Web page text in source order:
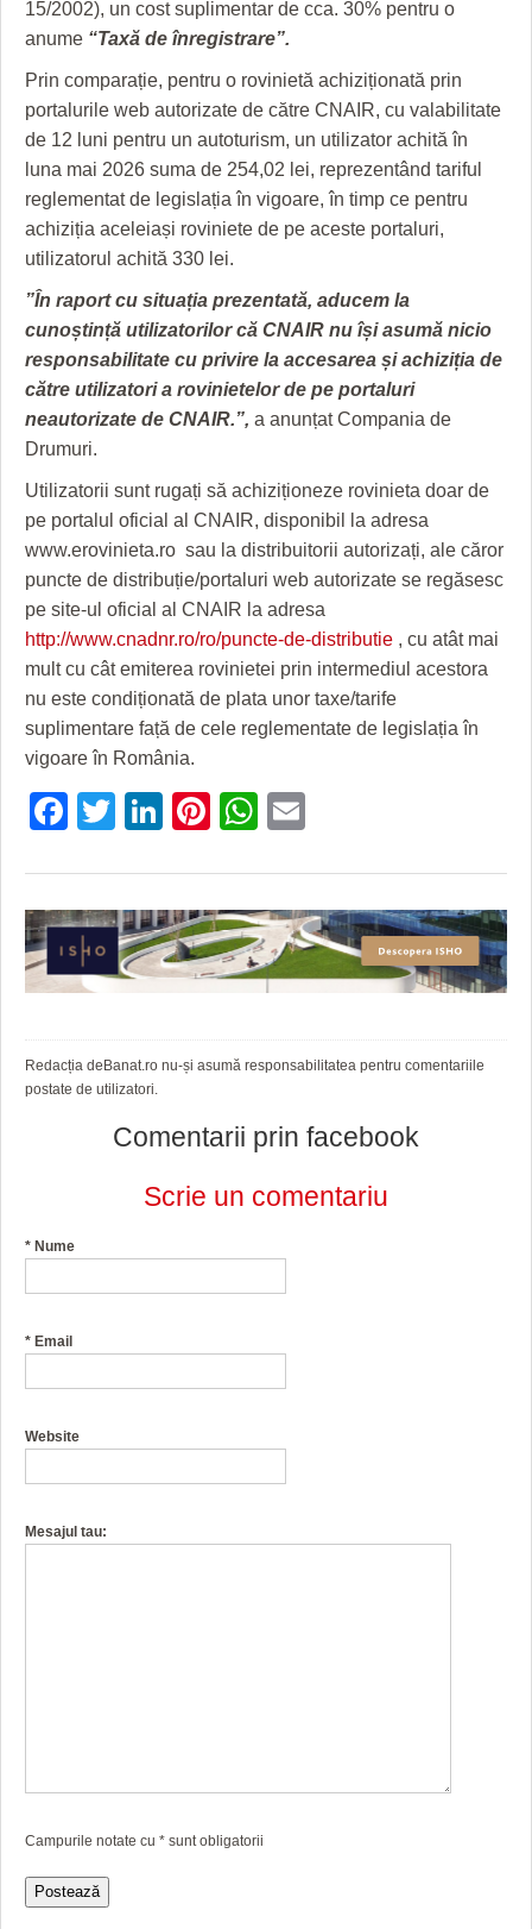
CLIPURI VIDEO
DIVERSE
FARMACII DIN TIMIŞOARA
HARTA TIMIŞOAREI
LICEE, ŞCOLI ŞI GRĂDINIŢE DIN TIMIŞ
PRIMĂRIILE DIN TIMIŞ
SFATUL MEDICULUI
15/2002), un cost suplimentar de cca. 30% pentru o
anume “Taxă de înregistrare”.
Prin comparație, pentru o rovinietă achiziționată prin
portalurile web autorizate de către CNAIR, cu valabilitate
de 12 luni pentru un autoturism, un utilizator achită în
luna mai 2026 suma de 254,02 lei, reprezentând tariful
reglementat de legislația în vigoare, în timp ce pentru
achiziția aceleiași roviniete de pe aceste portaluri,
utilizatorul achită 330 lei.
”În raport cu situația prezentată, aducem la
cunoștință utilizatorilor că CNAIR nu își asumă nicio
responsabilitate cu privire la accesarea și achiziția de
către utilizatori a rovinietelor de pe portaluri
neautorizate de CNAIR.”, a anunțat Compania de
Drumuri.
Utilizatorii sunt rugați să achiziționeze rovinieta doar de
pe portalul oficial al CNAIR, disponibil la adresa
www.erovinieta.ro sau la distribuitorii autorizați, ale căror
puncte de distribuție/portaluri web autorizate se regăsesc
pe site-ul oficial al CNAIR la adresa
http://www.cnadnr.ro/ro/puncte-de-distributie , cu atât mai
mult cu cât emiterea rovinietei prin intermediul acestora
nu este condiționată de plata unor taxe/tarife
suplimentare față de cele reglementate de legislația în
vigoare în România.
Facebook
Twitter
LinkedIn
Pinterest
WhatsApp
Redacția deBanat.ro nu-și asumă responsabilitatea pentru comentariile
postate de utilizatori.
Comentarii prin facebook
Scrie un comentariu
* Nume
* Email
Website
Mesajul tau:
Campurile notate cu * sunt obligatorii